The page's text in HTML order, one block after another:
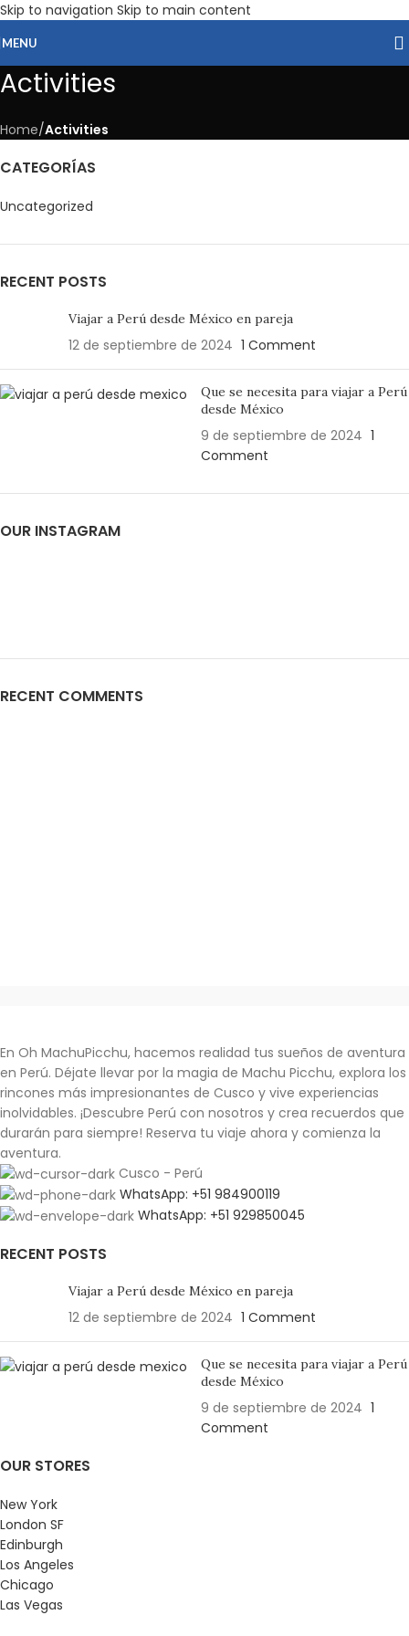
Skip to navigation Skip to main content
MENU
Activities
Home/Activities
CATEGORÍAS
Uncategorized
RECENT POSTS
Viajar a Perú desde México en pareja
12 de septiembre de 2024 1 Comment
Que se necesita para viajar a Perú
desde México
9 de septiembre de 2024 1
Comment
OUR INSTAGRAM
RECENT COMMENTS
En Oh MachuPicchu, hacemos realidad tus sueños de aventura
en Perú. Déjate llevar por la magia de Machu Picchu, explora los
rincones más impresionantes de Cusco y vive experiencias
inolvidables. ¡Descubre Perú con nosotros y crea recuerdos que
durarán para siempre! Reserva tu viaje ahora y comienza la
aventura.
Cusco - Perú
WhatsApp: +51 984900119
WhatsApp: +51 929850045
RECENT POSTS
Viajar a Perú desde México en pareja
12 de septiembre de 2024 1 Comment
Que se necesita para viajar a Perú
desde México
9 de septiembre de 2024 1
Comment
OUR STORES
New York
London SF
Edinburgh
Los Angeles
Chicago
Las Vegas